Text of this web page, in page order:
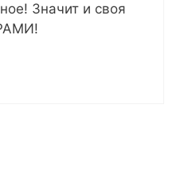
Значит и своя